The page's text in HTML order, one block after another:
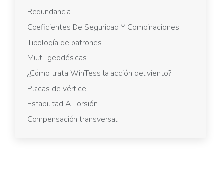
Redundancia
Coeficientes De Seguridad Y Combinaciones
Tipología de patrones
Multi-geodésicas
¿Cómo trata WinTess la acción del viento?
Placas de vértice
Estabilitad A Torsión
Compensación transversal